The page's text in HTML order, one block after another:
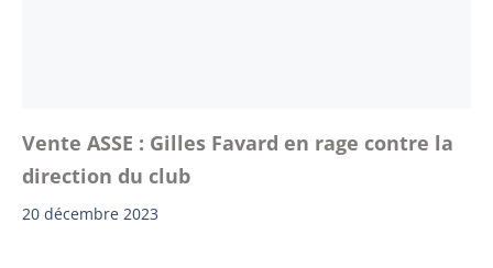
Vente ASSE : Gilles Favard en rage contre la
direction du club
20 décembre 2023